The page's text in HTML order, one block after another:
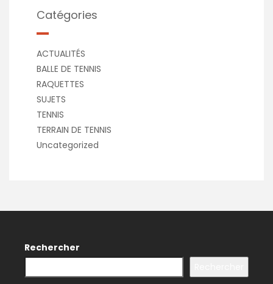
Catégories
ACTUALITÉS
BALLE DE TENNIS
RAQUETTES
SUJETS
TENNIS
TERRAIN DE TENNIS
Uncategorized
Rechercher